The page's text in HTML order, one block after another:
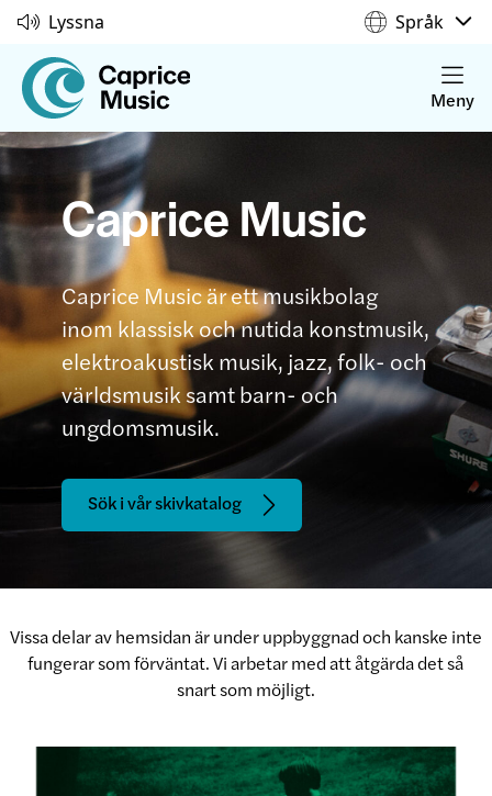
Lyssna Språk
Meny
Caprice Music
Caprice Music är ett musikbolag
inom klassisk och nutida konstmusik,
elektroakustisk musik, jazz, folk- och
världsmusik samt barn- och
ungdomsmusik.
Sök i vår skivkatalog
Vissa delar av hemsidan är under uppbyggnad och kanske inte
fungerar som förväntat. Vi arbetar med att åtgärda det så
snart som möjligt.